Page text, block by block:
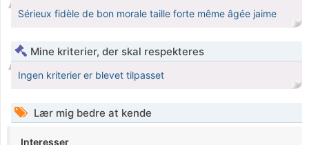
Sérieux fidèle de bon morale taille forte même âgée jaime
Mine kriterier, der skal respekteres
Ingen kriterier er blevet tilpasset
Lær mig bedre at kende
Interesser